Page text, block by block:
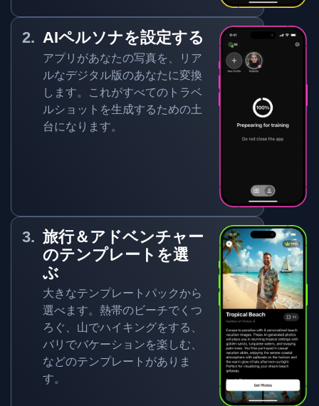
AIペルソナを設定する
アプリがあなたの写真を、リア
ルなデジタル版のあなたに変換
します。これがすべてのトラベ
ルショットを生成するための土
台になります。
旅行＆アドベンチャー
のテンプレートを選
ぶ
大きなテンプレートパックから
選べます。熱帯のビーチでくつ
ろぐ、山でハイキングをする、
バリでバケーションを楽しむ、
などのテンプレートがありま
す。